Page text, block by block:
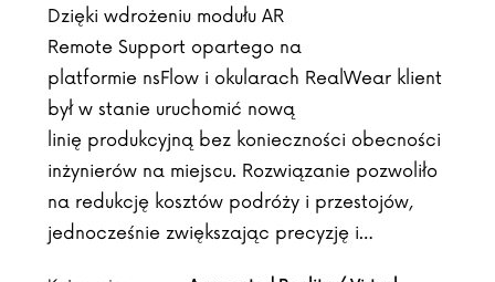
Dzięki wdrożeniu modułu AR
Remote Support opartego na
platformie nsFlow i okularach RealWear klient
był w stanie uruchomić nową
linię produkcyjną bez konieczności obecności
inżynierów na miejscu. Rozwiązanie pozwoliło
na redukcję kosztów podróży i przestojów,
jednocześnie zwiększając precyzję i…